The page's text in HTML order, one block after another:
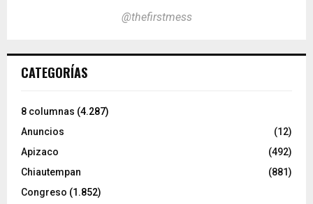
@thefirstmess
CATEGORÍAS
8 columnas (4.287)
Anuncios
(12)
Apizaco
(492)
Chiautempan
(881)
Congreso (1.852)